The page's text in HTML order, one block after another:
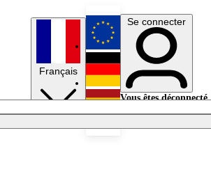
Français
English
Deutsch
Se connecter
Vous êtes déconnecté.